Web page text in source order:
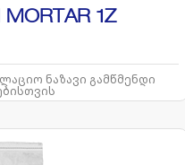
MORTAR 1Z
ნაზავი გამწმენდი